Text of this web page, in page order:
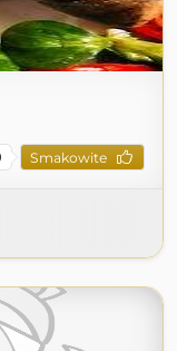
Smakowite